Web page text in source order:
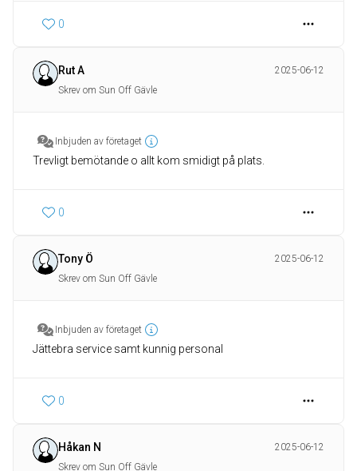
0
Rut A
2025-06-12
Skrev om Sun Off Gävle
Inbjuden av företaget
Trevligt bemötande o allt kom smidigt på plats.
0
Tony Ö
2025-06-12
Skrev om Sun Off Gävle
Inbjuden av företaget
Jättebra service samt kunnig personal
0
Håkan N
2025-06-12
Skrev om Sun Off Gävle